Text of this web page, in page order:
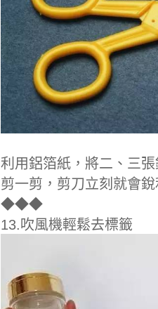
利用鋁箔紙，將二、三
剪一剪，剪刀立刻就會銳
◆◆◆
13.吹風機輕鬆去標籤